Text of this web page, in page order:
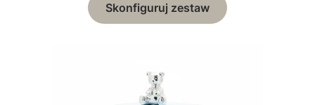
Skonfiguruj zestaw